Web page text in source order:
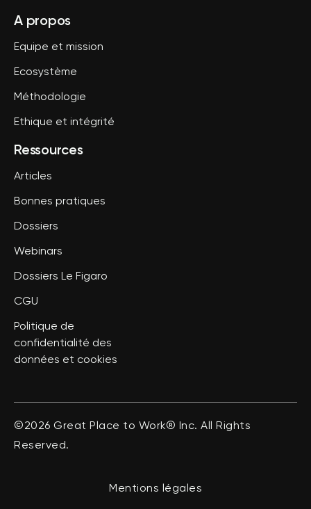
A propos
Equipe et mission
Ecosystème
Méthodologie
Ethique et intégrité
Ressources
Articles
Bonnes pratiques
Dossiers
Webinars
Dossiers Le Figaro
CGU
Politique de
confidentialité des
données et cookies
©2026 Great Place to Work® Inc. All Rights
Reserved.
Mentions légales